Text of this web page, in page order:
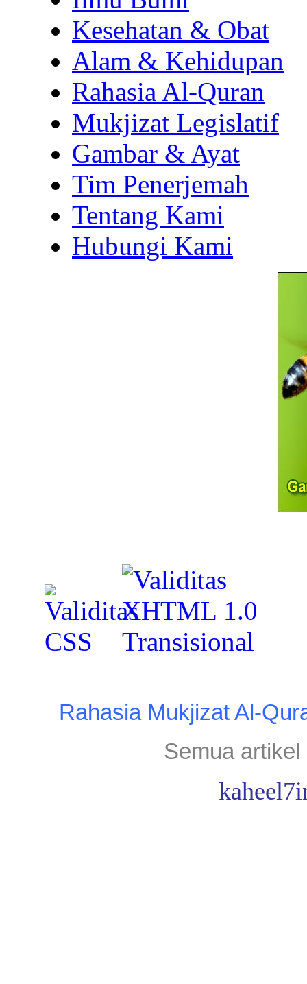
Kesehatan & Obat
Alam & Kehidupan
Rahasia Al-Quran
Mukjizat Legislatif
Gambar & Ayat
Tim Penerjemah
Tentang Kami
Hubungi Kami
Rahasia Mukjizat Al-
Semua